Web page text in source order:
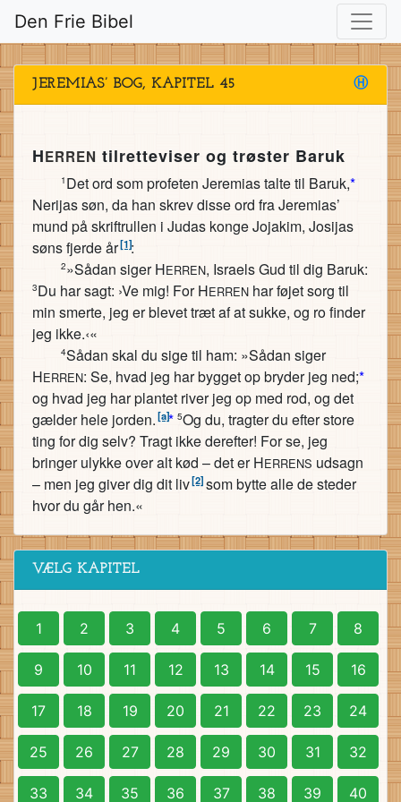
Den Frie Bibel
JEREMIAS’ BOG, KAPITEL 45 Ⓗ
HERREN tilretteviser og trøster Baruk
1 Det ord som profeten Jeremias talte til Baruk,*
Nerijas søn, da han skrev disse ord fra Jeremias’
mund på skriftrullen i Judas konge Jojakim, Josijas
søns fjerde år[1]:
2»Sådan siger HERREN, Israels Gud til dig Baruk:
3Du har sagt: ›Ve mig! For HERREN har føjet sorg til
min smerte, jeg er blevet træt af at sukke, og ro finder
jeg ikke.‹«
4Sådan skal du sige til ham: »Sådan siger
HERREN: Se, hvad jeg har bygget op bryder jeg ned;*
og hvad jeg har plantet river jeg op med rod, og det
gælder hele jorden.[a]* 5Og du, tragter du efter store
ting for dig selv? Tragt ikke derefter! For se, jeg
bringer ulykke over alt kød – det er HERRENS udsagn
– men jeg giver dig dit liv[2]som bytte alle de steder
hvor du går hen.«
VÆLG KAPITEL
1 2 3 4 5 6 7 8
9 10 11 12 13 14 15 16
17 18 19 20 21 22 23 24
25 26 27 28 29 30 31 32
33 34 35 36 37 38 39 40